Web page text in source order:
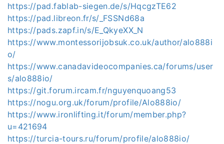
https://pad.fablab-siegen.de/s/HqcgzTE62
https://pad.libreon.fr/s/_FSSNd68a
https://pads.zapf.in/s/E_QkyeXX_N
https://www.montessorijobsuk.co.uk/author/alo888i
o/
https://www.canadavideocompanies.ca/forums/user
s/alo888io/
https://git.forum.ircam.fr/nguyenquoang53
https://nogu.org.uk/forum/profile/Alo888io/
https://www.ironlifting.it/forum/member.php?
u=421694
https://turcia-tours.ru/forum/profile/alo888io/